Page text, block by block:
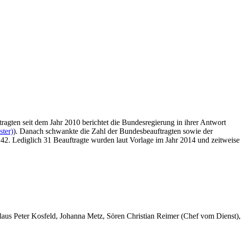
seit dem Jahr 2010 berichtet die Bundesregierung in ihrer Antwort
). Danach schwankte die Zahl der Bundesbeauftragten sowie der
Lediglich 31 Beauftragte wurden laut Vorlage im Jahr 2014 und zeitweise
Peter Kosfeld, Johanna Metz, Sören Christian Reimer (Chef vom Dienst),